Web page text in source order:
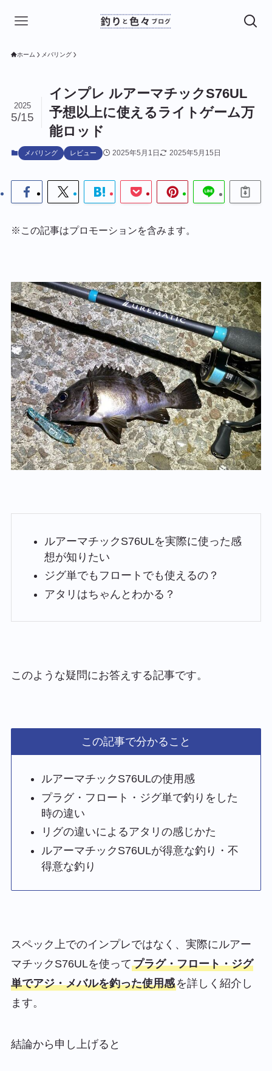
ホーム メバリング
インプレ ルアーマチックS76UL
予想以上に使えるライトゲーム万
能ロッド
2025
5/15
メバリング レビュー 2025年5月1日 2025年5月15日
※この記事はプロモーションを含みます。
ルアーマチックS76ULを実際に使った感
想が知りたい
ジグ単でもフロートでも使えるの？
アタリはちゃんとわかる？
このような疑問にお答えする記事です。
この記事で分かること
ルアーマチックS76ULの使用感
プラグ・フロート・ジグ単で釣りをした
時の違い
リグの違いによるアタリの感じかた
ルアーマチックS76ULが得意な釣り・不
得意な釣り
スペック上でのインプレではなく、実際にルアー
マチックS76ULを使ってプラグ・フロート・ジグ
単でアジ・メバルを釣った使用感を詳しく紹介し
ます。
結論から申し上げると